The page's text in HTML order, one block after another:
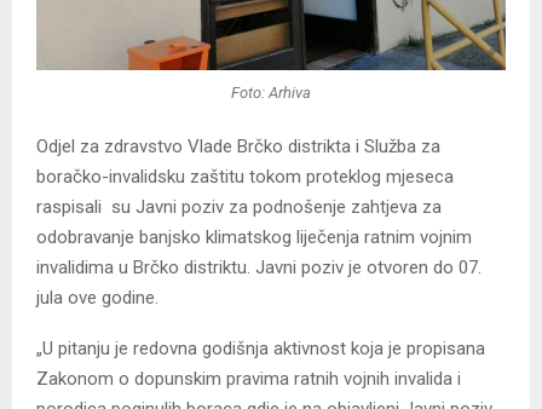
Foto: Arhiva
Odjel za zdravstvo Vlade Brčko distrikta i Služba za
boračko-invalidsku zaštitu tokom proteklog mjeseca
raspisali su Javni poziv za podnošenje zahtjeva za
odobravanje banjsko klimatskog liječenja ratnim vojnim
invalidima u Brčko distriktu. Javni poziv je otvoren do 07.
jula ove godine.
„U pitanju je redovna godišnja aktivnost koja je propisana
Zakonom o dopunskim pravima ratnih vojnih invalida i